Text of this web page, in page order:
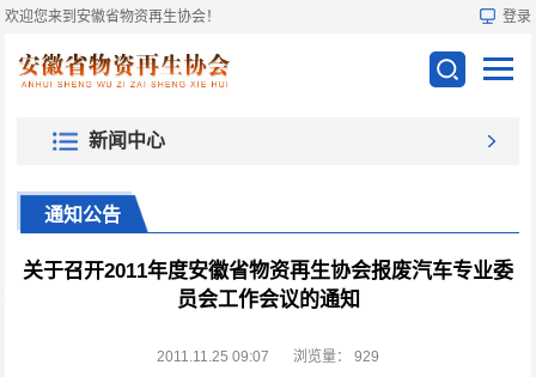
欢迎您来到安徽省物资再生协会！ 登录
新闻中心
通知公告
关于召开2011年度安徽省物资再生协会报废汽车专业委
员会工作会议的通知
2011.11.25 09:07 浏览量： 929